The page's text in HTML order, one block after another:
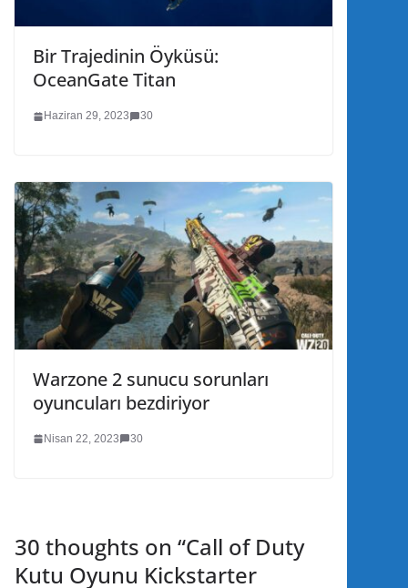
Bir Trajedinin Öyküsü:
OceanGate Titan
Haziran 29, 2023 30
Warzone 2 sunucu sorunları
oyuncuları bezdiriyor
Nisan 22, 2023 30
30 thoughts on “Call of Duty
Kutu Oyunu Kickstarter